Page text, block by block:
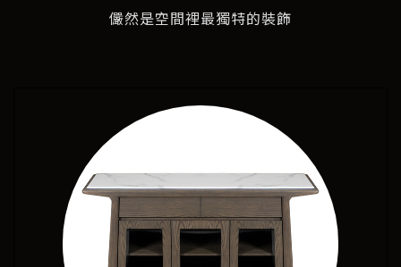
儼然是空間裡最獨特的裝飾